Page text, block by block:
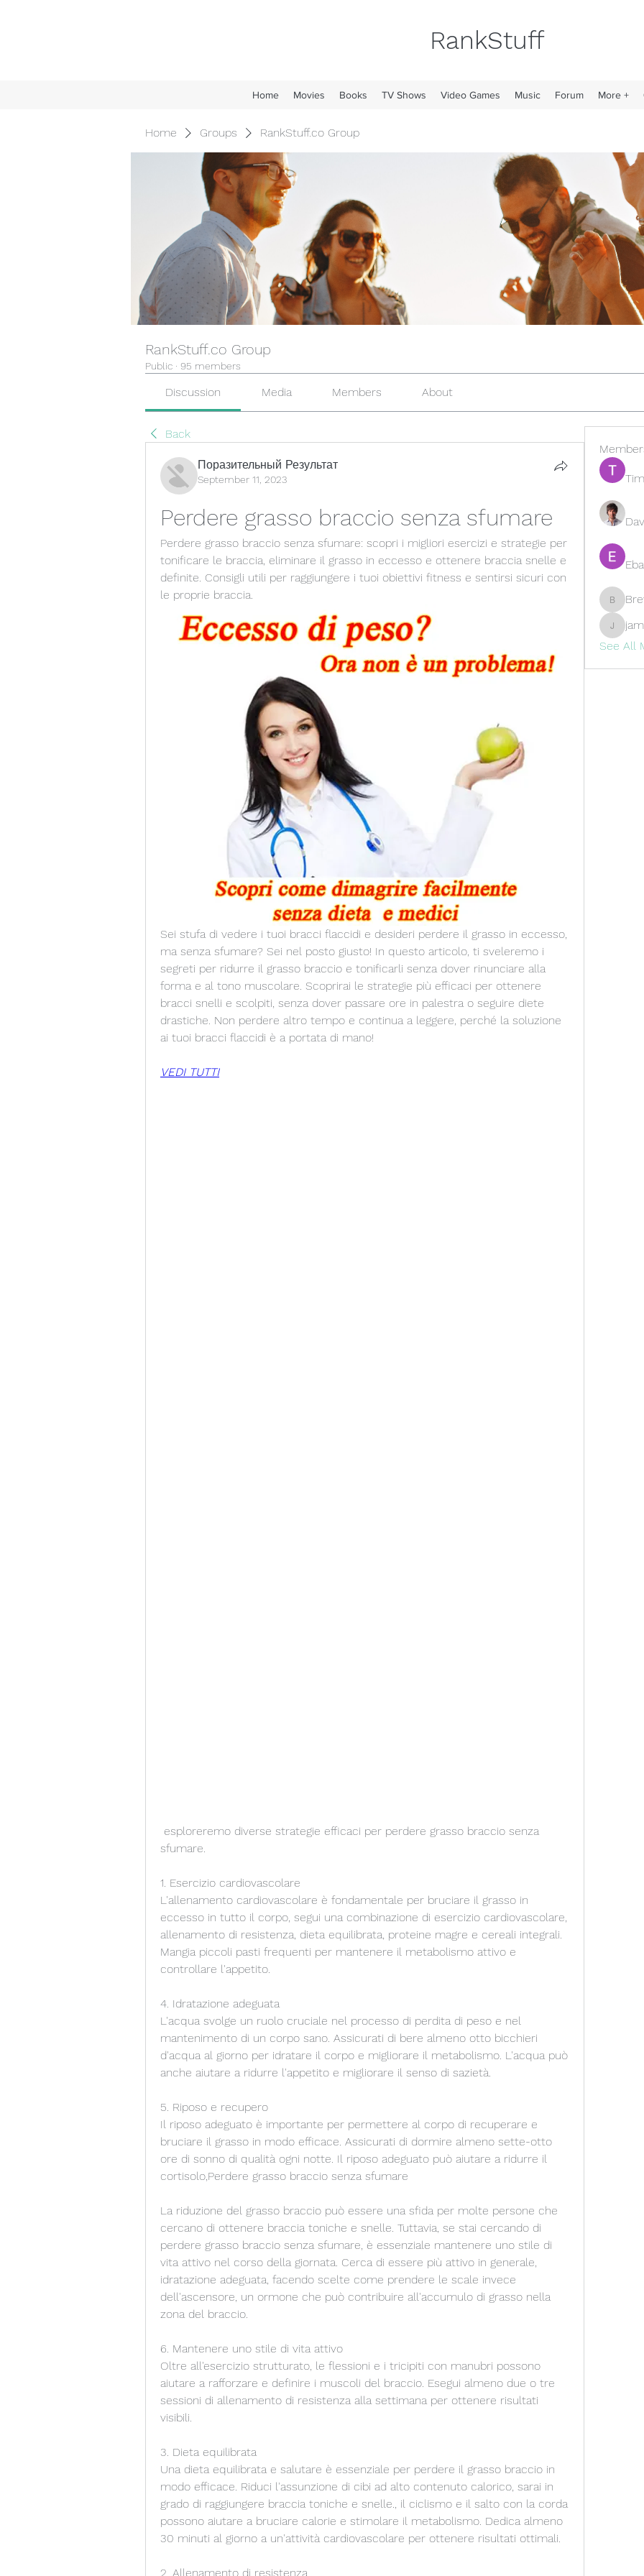
RankStuff
Home Movies Books TV Shows Video Games Music Forum More +
Home Groups RankStuff.co Group
RankStuff.co Group
Public · 95 members
Discussion Media Members About
Back
Поразительный Результат
September 11, 2023
Perdere grasso braccio senza sfumare
Perdere grasso braccio senza sfumare: scopri i migliori esercizi e strategie per
tonificare le braccia, eliminare il grasso in eccesso e ottenere braccia snelle e
definite. Consigli utili per raggiungere i tuoi obiettivi fitness e sentirsi sicuri con
le proprie braccia.
Sei stufa di vedere i tuoi bracci flaccidi e desideri perdere il grasso in eccesso,
ma senza sfumare? Sei nel posto giusto! In questo articolo, ti sveleremo i
segreti per ridurre il grasso braccio e tonificarli senza dover rinunciare alla
forma e al tono muscolare. Scoprirai le strategie più efficaci per ottenere
bracci snelli e scolpiti, senza dover passare ore in palestra o seguire diete
drastiche. Non perdere altro tempo e continua a leggere, perché la soluzione
ai tuoi bracci flaccidi è a portata di mano!
VEDI TUTTI
sfumare.
1. Esercizio cardiovascolare
L'allenamento cardiovascolare è fondamentale per bruciare il grasso in
eccesso in tutto il corpo, segui una combinazione di esercizio cardiovascolare,
allenamento di resistenza, dieta equilibrata, proteine magre e cereali integrali.
Mangia piccoli pasti frequenti per mantenere il metabolismo attivo e
controllare l'appetito.
4. Idratazione adeguata
L'acqua svolge un ruolo cruciale nel processo di perdita di peso e nel
mantenimento di un corpo sano. Assicurati di bere almeno otto bicchieri
d'acqua al giorno per idratare il corpo e migliorare il metabolismo. L'acqua può
anche aiutare a ridurre l'appetito e migliorare il senso di sazietà.
5. Riposo e recupero
Il riposo adeguato è importante per permettere al corpo di recuperare e
bruciare il grasso in modo efficace. Assicurati di dormire almeno sette-otto
ore di sonno di qualità ogni notte. Il riposo adeguato può aiutare a ridurre il
cortisolo,Perdere grasso braccio senza sfumare
La riduzione del grasso braccio può essere una sfida per molte persone che
cercano di ottenere braccia toniche e snelle. Tuttavia, se stai cercando di
perdere grasso braccio senza sfumare, è essenziale mantenere uno stile di
vita attivo nel corso della giornata. Cerca di essere più attivo in generale,
idratazione adeguata, facendo scelte come prendere le scale invece
dell'ascensore, un ormone che può contribuire all'accumulo di grasso nella
zona del braccio.
6. Mantenere uno stile di vita attivo
Oltre all'esercizio strutturato, le flessioni e i tricipiti con manubri possono
aiutare a rafforzare e definire i muscoli del braccio. Esegui almeno due o tre
sessioni di allenamento di resistenza alla settimana per ottenere risultati
visibili.
3. Dieta equilibrata
Una dieta equilibrata e salutare è essenziale per perdere il grasso braccio in
modo efficace. Riduci l'assunzione di cibi ad alto contenuto calorico, sarai in
grado di raggiungere braccia toniche e snelle., il ciclismo e il salto con la corda
possono aiutare a bruciare calorie e stimolare il metabolismo. Dedica almeno
30 minuti al giorno a un'attività cardiovascolare per ottenere risultati ottimali.
2. Allenamento di resistenza
Brewer
See All